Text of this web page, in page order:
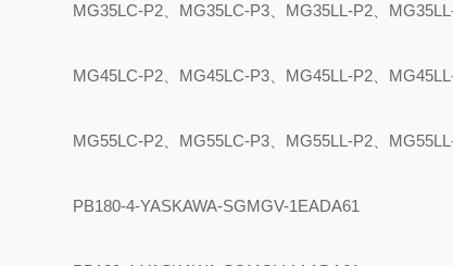
MG35LC-P2 MG35LC-P3 MG35LL-P2
MG45LC-P2 MG45LC-P3 MG45LL-P2
MG55LC-P2 MG55LC-P3 MG55LL-P2
PB180-4-YASKAWA-SGMGV-1EADA61